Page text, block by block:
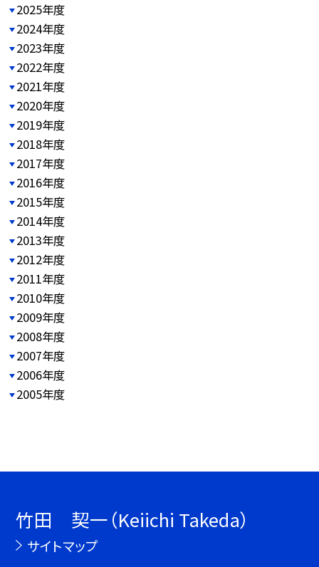
2025年度
2024年度
2023年度
2022年度
2021年度
2020年度
2019年度
2018年度
2017年度
2016年度
2015年度
2014年度
2013年度
2012年度
2011年度
2010年度
2009年度
2008年度
2007年度
2006年度
2005年度
竹田 契一（Keiichi Takeda）
サイトマップ